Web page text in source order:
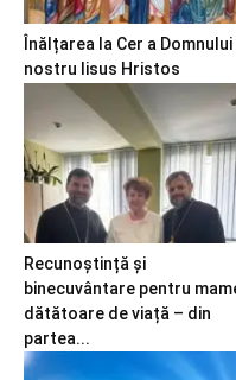
Înălțarea la Cer a Domnului
nostru Iisus Hristos
Recunoștință și
binecuvântare pentru
dătătoare de viață – din
partea...